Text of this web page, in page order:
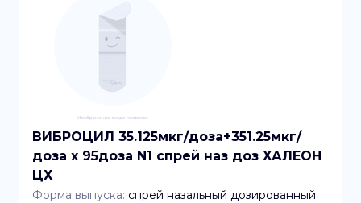
ВИБРОЦИЛ 35.125мкг/доза+351.25мкг/
доза x 95доза N1 спрей наз доз ХАЛЕОН
ЦХ
Форма выпуска: спрей назальный дозированный